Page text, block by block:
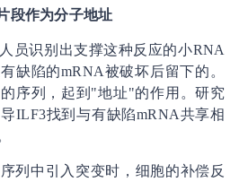
段作为分子地址
员识别出支撑这种反应的小RNA
缺陷的mRNA被破坏后留下的。
序列，起到"地址"的作用。研究
ILF3找到与有缺陷mRNA共享相
列中引入突变时，细胞的补偿反